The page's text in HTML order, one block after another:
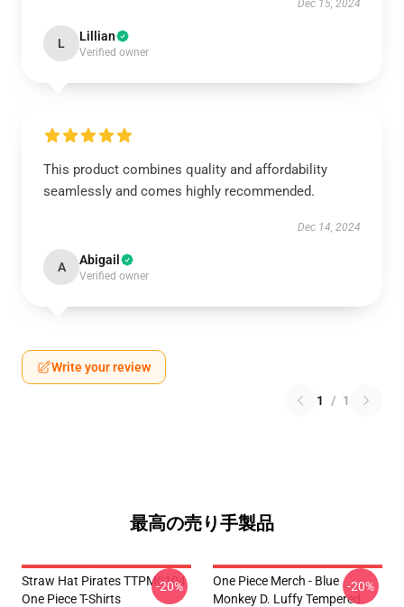
Dec 15, 2024
L Lillian
Verified owner
This product combines quality and affordability
seamlessly and comes highly recommended.
Dec 14, 2024
A Abigail
Verified owner
Write your review
1 / 1
最高の売り手製品
Straw Hat Pirates TTPM0104
One Piece T-Shirts
-20%
One Piece Merch - Blue
Monkey D. Luffy Tempered
-20%